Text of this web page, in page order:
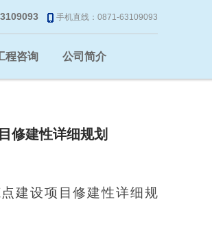
手机直线：0871-63109093
程咨询 公司简介
修建性详细规划
建设项目修建性详细规